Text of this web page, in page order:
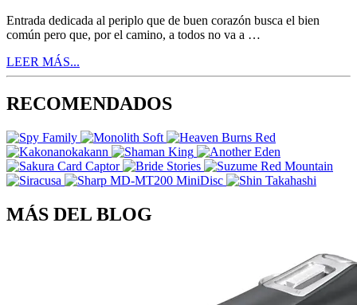
Entrada dedicada al periplo que de buen corazón busca el bien
común pero que, por el camino, a todos no va a …
LEER MÁS...
RECOMENDADOS
MÁS DEL BLOG